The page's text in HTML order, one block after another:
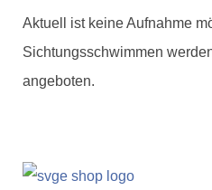
Aktuell ist keine Aufnahme
Sichtungsschwimmen
angeboten.